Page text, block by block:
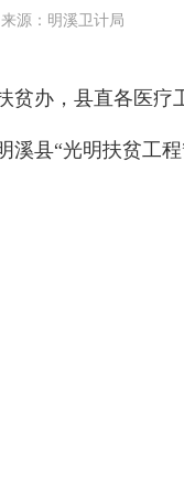
来源：明溪卫计局
贫办，县直各医疗
溪县“光明扶贫工